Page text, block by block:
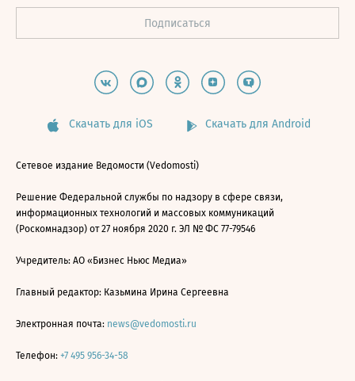
Скачать для iOS Скачать для Android
Сетевое издание Ведомости (Vedomosti)
Решение Федеральной службы по надзору в сфере связи,
информационных технологий и массовых коммуникаций
(Роскомнадзор) от 27 ноября 2020 г. ЭЛ № ФС 77-79546
Учредитель: АО «Бизнес Ньюс Медиа»
Главный редактор: Казьмина Ирина Сергеевна
Электронная почта: news@vedomosti.ru
Телефон: +7 495 956-34-58